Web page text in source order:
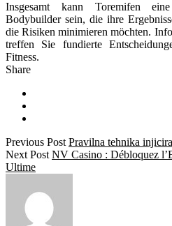
Insgesamt kann Toremifen
Bodybuilder sein, die ihre
die Risiken minimieren möchten.
treffen Sie fundierte
Fitness.
Share
Previous Post Pravilna tehnika
Next Post NV Casino : Débloquez
Ultime